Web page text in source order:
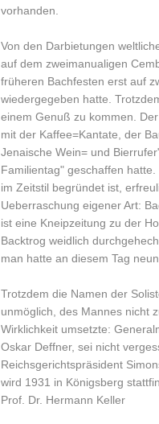
vorhanden.
Von den Darbietungen
auf dem zweimanualigen
früheren Bachfesten erst auf
wiedergegeben hatte.
einem Genuß zu kommen.
mit der Kaffee=Kantate, der
Jenaische Wein= und
Familientag" geschaffen
im Zeitstil begründet ist,
Ueberraschung eigener Art:
ist eine Kneipzeitung zu der
Backtrog weidlich
man hatte an diesem Tag
Trotzdem die Namen der
unmöglich, des Mannes nicht
Wirklichkeit umsetzte:
Oskar Deffner, sei nicht
Reichsgerichtspräsident
wird 1931 in Königsberg
Prof. Dr. Hermann Keller